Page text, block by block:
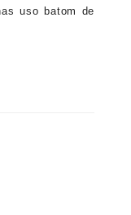
uso batom de